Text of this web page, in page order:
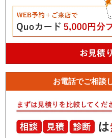
お電話でご相談